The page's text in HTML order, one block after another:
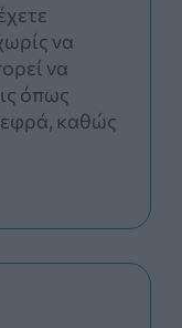
να
να
όπως
καθώς